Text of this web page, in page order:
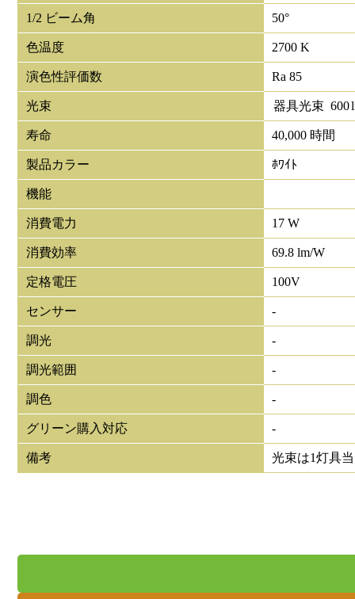
1/2 ビーム角 50°
色温度 2700 K
演色性評価数 Ra 85
光束 器具光束 600
寿命 40,000 時間
製品カラー ﾎﾜｲﾄ
機能
消費電力 17 W
消費効率 69.8 lm/W
定格電圧 100V
センサー -
調光 -
調光範囲 -
調色 -
グリーン購入対応 -
備考 光束は1灯具